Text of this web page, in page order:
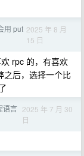
用 put 2025 年 8 月
15 日
rpc 的，有喜欢
之后，选择一个比
语言 2025 年 7 月 30
日